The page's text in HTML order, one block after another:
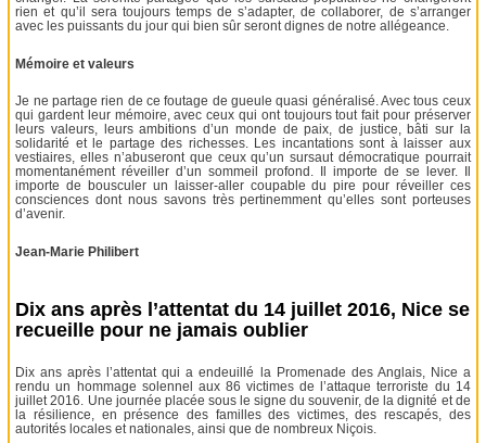
rien et qu’il sera toujours temps de s’adapter, de collaborer, de s’arranger
avec les puissants du jour qui bien sûr seront dignes de notre allégeance.
Mémoire et valeurs
Je ne partage rien de ce foutage de gueule quasi généralisé. Avec tous ceux
qui gardent leur mémoire, avec ceux qui ont toujours tout fait pour préserver
leurs valeurs, leurs ambitions d’un monde de paix, de justice, bâti sur la
solidarité et le partage des richesses. Les incantations sont à laisser aux
vestiaires, elles n’abuseront que ceux qu’un sursaut démocratique pourrait
momentanément réveiller d’un sommeil profond. Il importe de se lever. Il
importe de bousculer un laisser-aller coupable du pire pour réveiller ces
consciences dont nous savons très pertinemment qu’elles sont porteuses
d’avenir.
Jean-Marie Philibert
Dix ans après l’attentat du 14 juillet 2016, Nice se
recueille pour ne jamais oublier
Dix ans après l’attentat qui a endeuillé la Promenade des Anglais, Nice a
rendu un hommage solennel aux 86 victimes de l’attaque terroriste du 14
juillet 2016. Une journée placée sous le signe du souvenir, de la dignité et de
la résilience, en présence des familles des victimes, des rescapés, des
autorités locales et nationales, ainsi que de nombreux Niçois.